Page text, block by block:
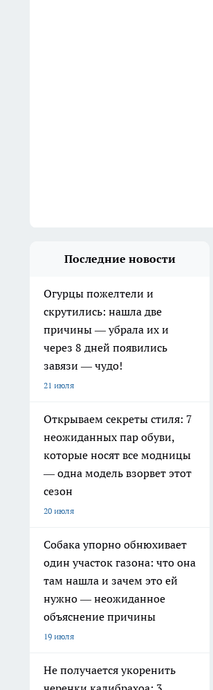
Последние новости
Огурцы пожелтели и
скрутились: нашла две
причины — убрала их и
через 8 дней появились
завязи — чудо!
21 июля
Открываем секреты стиля: 7
неожиданных пар обуви,
которые носят все модницы
— одна модель взорвет этот
сезон
20 июля
Собака упорно обнюхивает
один участок газона: что она
там нашла и зачем это ей
нужно — неожиданное
объяснение причины
19 июля
Не получается укоренить